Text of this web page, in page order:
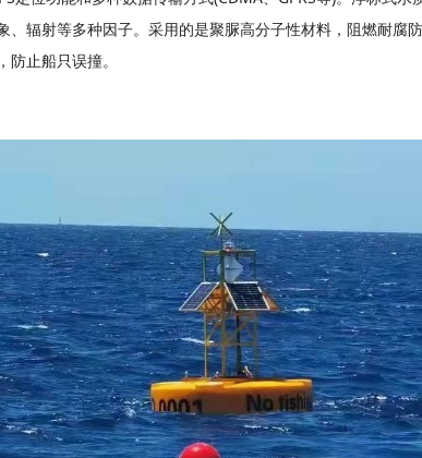
、辐射等多种因子。采用的是聚脲高分子性材料，阻燃耐腐
止船只误撞。